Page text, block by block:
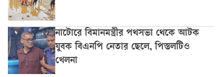
নাটোরে বিমানমন্ত্রীর পথসভা থেকে আটক
যুবক বিএনপি নেতার ছেলে, পিস্তলটিও
খেলনা